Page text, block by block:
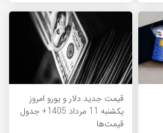
قیمت جدید دلار و یورو امروز
یکشنبه 11 مرداد 1405+ جدول
قیمت‌ها